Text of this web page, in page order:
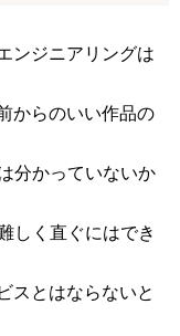
ンジニアリングは
からのいい作品の
分かっていないか
しく直ぐにはでき
スとはならないと